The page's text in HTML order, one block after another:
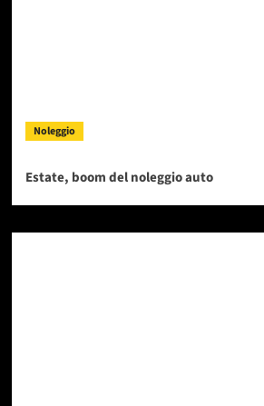
Noleggio
Estate, boom del noleggio auto